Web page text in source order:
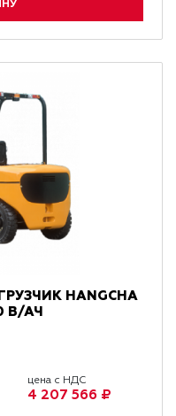
HANGCHA
В/АЧ
цена с НДС
4 207 566 ₽